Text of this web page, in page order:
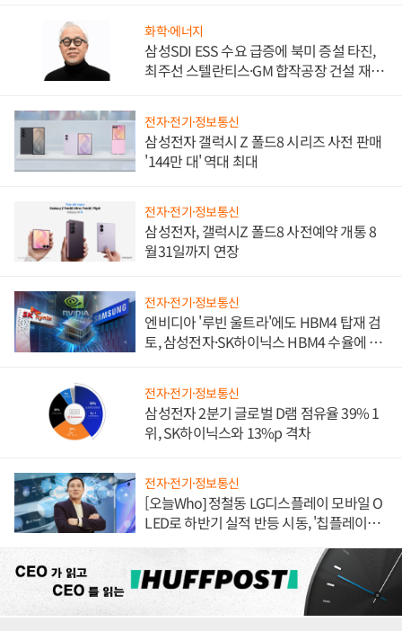
화학·에너지
삼성SDI ESS 수요 급증에 북미 증설 타진,
최주선 스텔란티스·GM 합작공장 건설 재추
전자·전기·정보통신
삼성전자 갤럭시 Z 폴드8 시리즈 사전 판매
'144만 대' 역대 최대
전자·전기·정보통신
삼성전자, 갤럭시Z 폴드8 사전예약 개통 8
월31일까지 연장
전자·전기·정보통신
엔비디아 '루빈 울트라'에도 HBM4 탑재 검
토, 삼성전자·SK하이닉스 HBM4 수율에 주
전자·전기·정보통신
삼성전자 2분기 글로벌 D램 점유율 39% 1
위, SK하이닉스와 13%p 격차
전자·전기·정보통신
[오늘Who] 정철동 LG디스플레이 모바일 O
LED로 하반기 실적 반등 시동, '칩플레이